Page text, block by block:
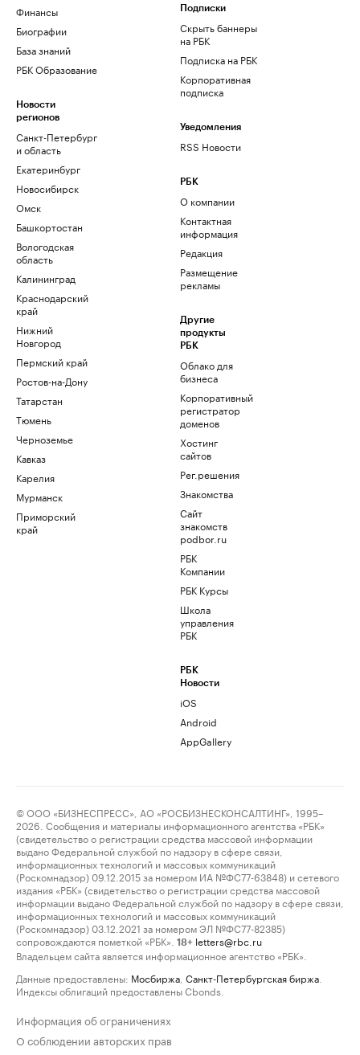
Финансы
Биографии
База знаний
РБК Образование
Новости
регионов
Санкт-Петербург
и область
Екатеринбург
Новосибирск
Омск
Башкортостан
Вологодская
область
Калининград
Краснодарский
край
Нижний
Новгород
Пермский край
Ростов-на-Дону
Татарстан
Тюмень
Черноземье
Кавказ
Карелия
Мурманск
Приморский
край
Подписки
Скрыть баннеры
на РБК
Подписка на РБК
Корпоративная
подписка
Уведомления
RSS Новости
РБК
О компании
Контактная
информация
Редакция
Размещение
рекламы
Другие
продукты
РБК
Облако для
бизнеса
Корпоративный
регистратор
доменов
Хостинг
сайтов
Рег.решения
Знакомства
Сайт
знакомств
podbor.ru
РБК
Компании
РБК Курсы
Школа
управления
РБК
РБК
Новости
iOS
Android
AppGallery
© ООО «БИЗНЕСПРЕСС», АО «РОСБИЗНЕСКОНСАЛТИНГ», 1995–
2026. Сообщения и материалы информационного агентства «РБК»
(свидетельство о регистрации средства массовой информации
выдано Федеральной службой по надзору в сфере связи,
информационных технологий и массовых коммуникаций
(Роскомнадзор) 09.12.2015 за номером ИА №ФС77-63848) и сетевого
издания «РБК» (свидетельство о регистрации средства массовой
информации выдано Федеральной службой по надзору в сфере связи,
информационных технологий и массовых коммуникаций
(Роскомнадзор) 03.12.2021 за номером ЭЛ №ФС77-82385)
сопровождаются пометкой «РБК».
18+ letters@rbc.ru
Владельцем сайта является информационное агентство «РБК».
Данные предоставлены: Мосбиржа Санкт-Петербургская биржа
Индексы облигаций предоставлены Cbonds.
Информация об ограничениях
О соблюдении авторских прав